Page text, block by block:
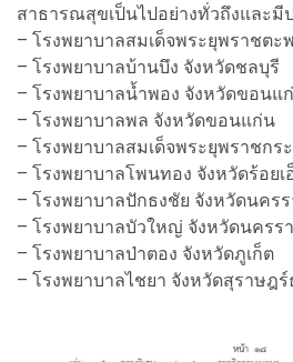
สาธารณสุขเป็นไปอย่างทั่วถึงและมี
– โรงพยาบาลสมเด็จพระยุพราชต
– โรงพยาบาลบ้านบึง จังหวัดชลบุรี
– โรงพยาบาลน้ำพอง จังหวัดขอนแ
– โรงพยาบาลพล จังหวัดขอนแก่น
– โรงพยาบาลสมเด็จพระยุพราชก
– โรงพยาบาลโพนทอง จังหวัดร้อยเ
– โรงพยาบาลปักธงชัย จังหวัดนคร
– โรงพยาบาลบัวใหญ่ จังหวัดนครร
– โรงพยาบาลป่าตอง จังหวัดภูเก็ต
– โรงพยาบาลไชยา จังหวัดสุราษฎ